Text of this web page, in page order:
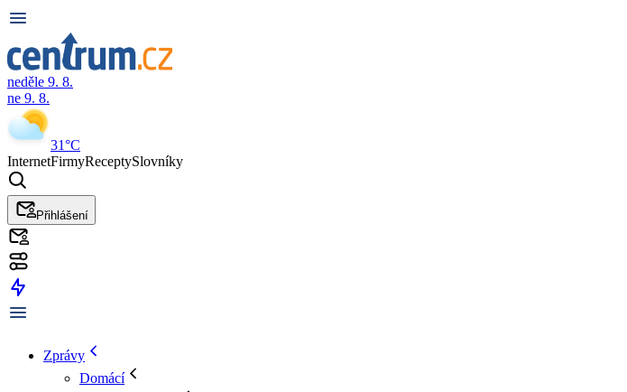
neděle 9. 8.
ne 9. 8.
31°C
InternetFirmyReceptySlovníky
Přihlášení
Zprávy
Domácí